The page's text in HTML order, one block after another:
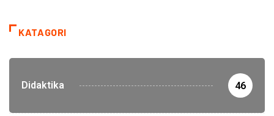
KATAGORI
Didaktika 46